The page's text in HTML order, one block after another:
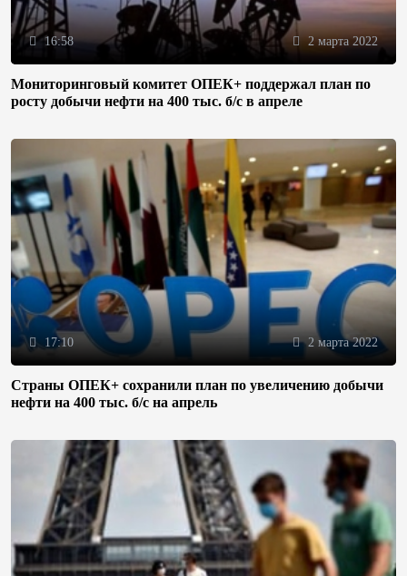
16:58 2 марта 2022
Мониторинговый комитет ОПЕК+ поддержал план по
росту добычи нефти на 400 тыс. б/с в апреле
17:10 2 марта 2022
Страны ОПЕК+ сохранили план по увеличению добычи
нефти на 400 тыс. б/с на апрель